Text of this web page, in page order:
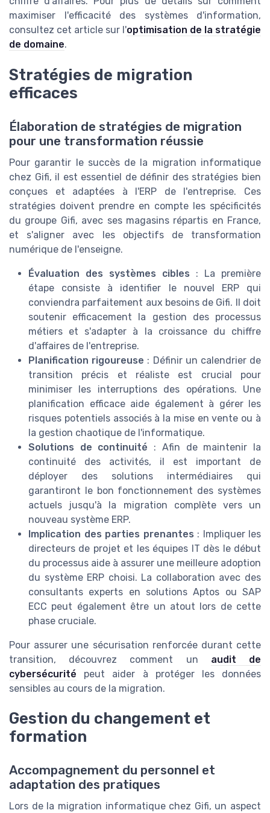
maximiser l'efficacité des systèmes d'information,
consultez cet article sur l'optimisation de la stratégie
de domaine.
Stratégies de migration
efficaces
Élaboration de stratégies de migration
pour une transformation réussie
Pour garantir le succès de la migration informatique
chez Gifi, il est essentiel de définir des stratégies bien
conçues et adaptées à l'ERP de l'entreprise. Ces
stratégies doivent prendre en compte les spécificités
du groupe Gifi, avec ses magasins répartis en France,
et s'aligner avec les objectifs de transformation
numérique de l'enseigne.
Évaluation des systèmes cibles : La première
étape consiste à identifier le nouvel ERP qui
conviendra parfaitement aux besoins de Gifi. Il doit
soutenir efficacement la gestion des processus
métiers et s'adapter à la croissance du chiffre
d'affaires de l'entreprise.
Planification rigoureuse : Définir un calendrier de
transition précis et réaliste est crucial pour
minimiser les interruptions des opérations. Une
planification efficace aide également à gérer les
risques potentiels associés à la mise en vente ou à
la gestion chaotique de l'informatique.
Solutions de continuité : Afin de maintenir la
continuité des activités, il est important de
déployer des solutions intermédiaires qui
garantiront le bon fonctionnement des systèmes
actuels jusqu'à la migration complète vers un
nouveau système ERP.
Implication des parties prenantes : Impliquer les
directeurs de projet et les équipes IT dès le début
du processus aide à assurer une meilleure adoption
du système ERP choisi. La collaboration avec des
consultants experts en solutions Aptos ou SAP
ECC peut également être un atout lors de cette
phase cruciale.
Pour assurer une sécurisation renforcée durant cette
transition, découvrez comment un audit de
cybersécurité peut aider à protéger les données
sensibles au cours de la migration.
Gestion du changement et
formation
Accompagnement du personnel et
adaptation des pratiques
Lors de la migration informatique chez Gifi, un aspect